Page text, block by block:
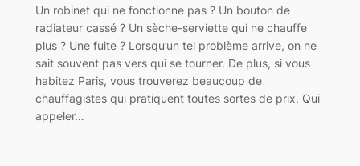
Un robinet qui ne fonctionne pas ? Un bouton de
radiateur cassé ? Un sèche-serviette qui ne chauffe
plus ? Une fuite ? Lorsqu’un tel problème arrive, on ne
sait souvent pas vers qui se tourner. De plus, si vous
habitez Paris, vous trouverez beaucoup de
chauffagistes qui pratiquent toutes sortes de prix. Qui
appeler…